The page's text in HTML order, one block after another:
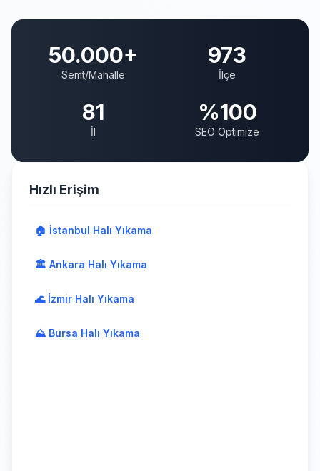
50.000+
Semt/Mahalle
973
İlçe
81
İl
%100
SEO Optimize
Hızlı Erişim
🏠 İstanbul Halı Yıkama
🏛️ Ankara Halı Yıkama
🌊 İzmir Halı Yıkama
⛰️ Bursa Halı Yıkama